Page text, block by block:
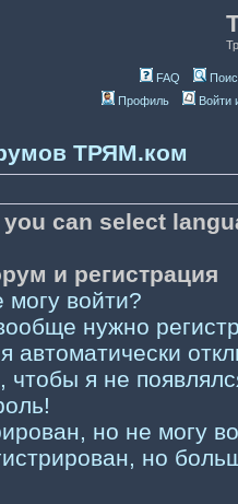
FAQ
Профиль
Войти
ТРЯМ.ком
can select
и регистрация
войти?
нужно
автоматически
чтобы я не
но не могу
но